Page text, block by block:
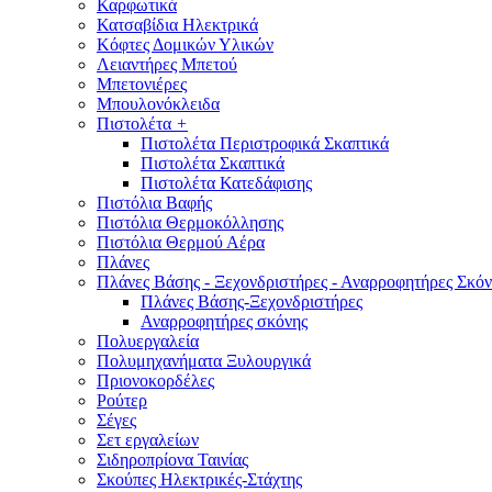
Καρφωτικά
Κατσαβίδια Ηλεκτρικά
Κόφτες Δομικών Υλικών
Λειαντήρες Μπετού
Μπετονιέρες
Μπουλονόκλειδα
Πιστολέτα +
Πιστολέτα Περιστροφικά Σκαπτικά
Πιστολέτα Σκαπτικά
Πιστολέτα Κατεδάφισης
Πιστόλια Βαφής
Πιστόλια Θερμοκόλλησης
Πιστόλια Θερμού Αέρα
Πλάνες
Πλάνες Βάσης - Ξεχονδριστήρες - Αναρροφητήρες
Πλάνες Βάσης-Ξεχονδριστήρες
Αναρροφητήρες σκόνης
Πολυεργαλεία
Πολυμηχανήματα Ξυλουργικά
Πριονοκορδέλες
Ρούτερ
Σέγες
Σετ εργαλείων
Σιδηροπρίονα Ταινίας
Σκούπες Ηλεκτρικές-Στάχτης